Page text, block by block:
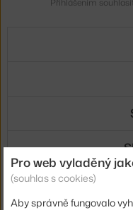
Pro web vyladěný
(souhlas s cookies)
Aby správně fungovalo